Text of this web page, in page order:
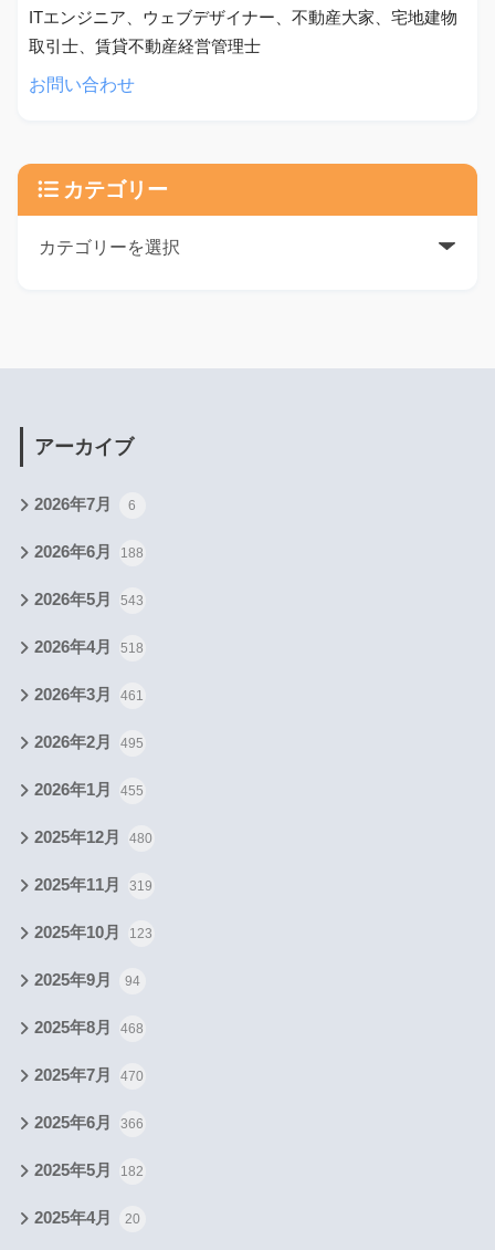
ITエンジニア、ウェブデザイナー、不動産大家、宅地建物
取引士、賃貸不動産経営管理士
お問い合わせ
カテゴリー
アーカイブ
2026年7月 6
2026年6月 188
2026年5月 543
2026年4月 518
2026年3月 461
2026年2月 495
2026年1月 455
2025年12月 480
2025年11月 319
2025年10月 123
2025年9月 94
2025年8月 468
2025年7月 470
2025年6月 366
2025年5月 182
2025年4月 20